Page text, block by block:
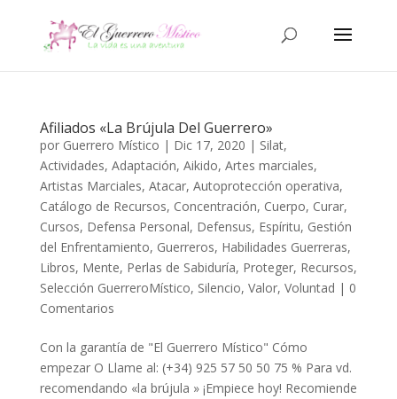
Afiliados «La Brújula Del Guerrero»
por Guerrero Místico | Dic 17, 2020 | Silat,
Actividades, Adaptación, Aikido, Artes marciales,
Artistas Marciales, Atacar, Autoprotección operativa,
Catálogo de Recursos, Concentración, Cuerpo, Curar,
Cursos, Defensa Personal, Defensus, Espíritu, Gestión
del Enfrentamiento, Guerreros, Habilidades Guerreras,
Libros, Mente, Perlas de Sabiduría, Proteger, Recursos,
Selección GuerreroMístico, Silencio, Valor, Voluntad | 0
Comentarios
Con la garantía de "El Guerrero Místico" Cómo
empezar O Llame al: (+34) 925 57 50 50 75 % Para vd.
recomendando «la brújula » ¡Empiece hoy! Recomiende